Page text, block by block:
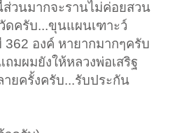
วนมากจะรานไม่ค่อยสวน
ดครับ...ขุนแผนเฑาะว์
องค์ หายากมากๆครับ
มผมยังให้หลวงพ่อเสริฐ
ยครั้งครับ...รับประกัน